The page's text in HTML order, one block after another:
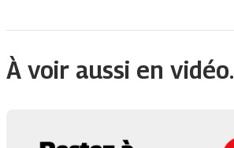
À voir aussi en vidéo.